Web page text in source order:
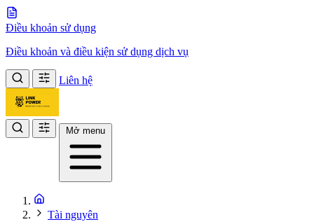
Điều khoản sử dụng
Điều khoản và điều kiện sử dụng dịch vụ
Liên hệ
Mở menu
Tài nguyên